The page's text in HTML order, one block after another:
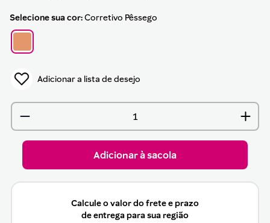
sua cor Corretivo Pêssego
Adicionar à sacola
Calcule o valor do frete e prazo
de entrega para sua região